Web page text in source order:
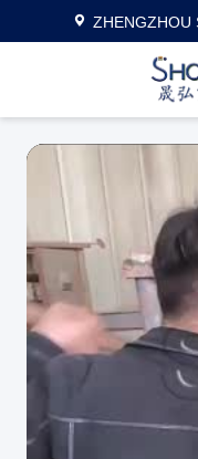
ZHENGZHOU